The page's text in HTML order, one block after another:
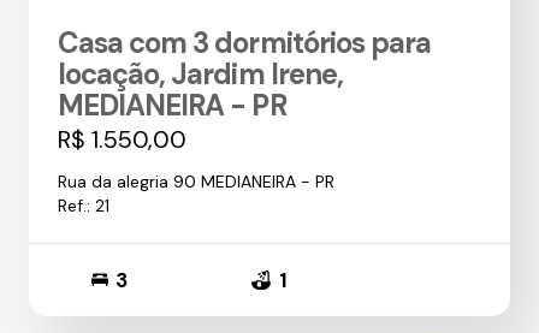
Casa com 3 dormitórios para
locação, Jardim Irene,
MEDIANEIRA - PR
R$ 1.550,00
Rua da alegria 90 MEDIANEIRA - PR
Ref.: 21
3 1